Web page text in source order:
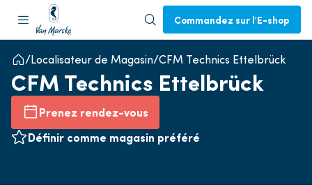
Commandez sur l'E-shop
Localisateur de Magasin CFM Technics Ettelbrück
CFM Technics Ettelbrück
Prenez rendez-vous
Définir comme magasin préféré